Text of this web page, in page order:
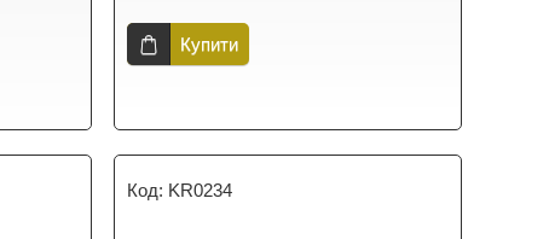
Купити
KR0234